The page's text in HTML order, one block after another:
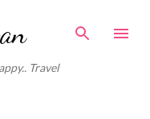
utama
Travel